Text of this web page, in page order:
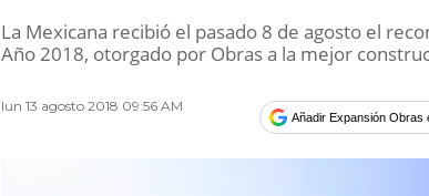
La Mexicana recibió el pasado 8 de agosto el
Año 2018, otorgado por Obras a la mejor
lun 13 agosto 2018 09:56 AM
Añadir Expansión Obras